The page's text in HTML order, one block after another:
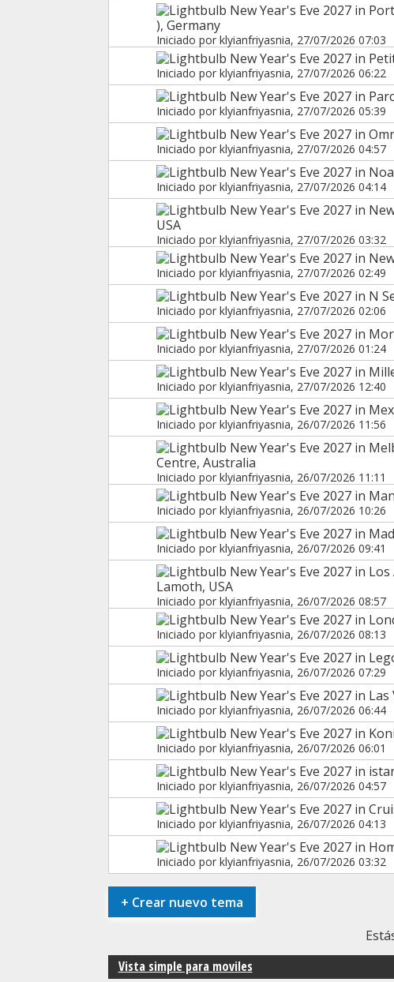
New Year's Eve 2027 in
), Germany
Iniciado por klyianfriyasnia, 27/07/2026 07:03
New Year's Eve 2027 in
Iniciado por klyianfriyasnia, 27/07/2026 06:22
New Year's Eve 2027 in
Iniciado por klyianfriyasnia, 27/07/2026 05:39
New Year's Eve 2027 in
Iniciado por klyianfriyasnia, 27/07/2026 04:57
New Year's Eve 2027 in
Iniciado por klyianfriyasnia, 27/07/2026 04:14
New Year's Eve 2027 in
USA
Iniciado por klyianfriyasnia, 27/07/2026 03:32
New Year's Eve 2027 in
Iniciado por klyianfriyasnia, 27/07/2026 02:49
New Year's Eve 2027 in N
Iniciado por klyianfriyasnia, 27/07/2026 02:06
New Year's Eve 2027 in
Iniciado por klyianfriyasnia, 27/07/2026 01:24
New Year's Eve 2027 in
Iniciado por klyianfriyasnia, 27/07/2026 12:40
New Year's Eve 2027 in
Iniciado por klyianfriyasnia, 26/07/2026 11:56
New Year's Eve 2027 in
Centre, Australia
Iniciado por klyianfriyasnia, 26/07/2026 11:11
New Year's Eve 2027 in
Iniciado por klyianfriyasnia, 26/07/2026 10:26
New Year's Eve 2027 in
Iniciado por klyianfriyasnia, 26/07/2026 09:41
New Year's Eve 2027 in
Lamoth, USA
Iniciado por klyianfriyasnia, 26/07/2026 08:57
New Year's Eve 2027 in
Iniciado por klyianfriyasnia, 26/07/2026 08:13
New Year's Eve 2027 in
Iniciado por klyianfriyasnia, 26/07/2026 07:29
New Year's Eve 2027 in
Iniciado por klyianfriyasnia, 26/07/2026 06:44
New Year's Eve 2027 in
Iniciado por klyianfriyasnia, 26/07/2026 06:01
New Year's Eve 2027 in
Iniciado por klyianfriyasnia, 26/07/2026 04:57
New Year's Eve 2027 in
Iniciado por klyianfriyasnia, 26/07/2026 04:13
New Year's Eve 2027 in
Iniciado por klyianfriyasnia, 26/07/2026 03:32
+ Crear nuevo tema
Vista simple para moviles